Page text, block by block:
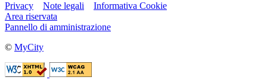
Privacy Note legali
Informativa Cookie
Area riservata
Pannello di amministrazione
© MyCity